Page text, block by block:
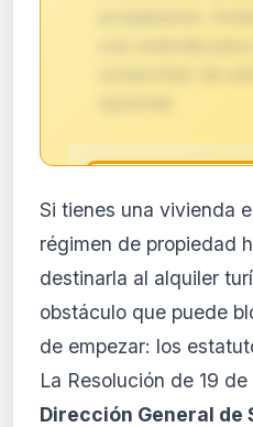
Análisis de
para
El análisis
normativa está
completo y recibe
Ver
Si tienes una vivienda
régimen de propiedad
destinarla al alquiler
obstáculo que puede
de empezar: los
La Resolución de 19
Dirección General